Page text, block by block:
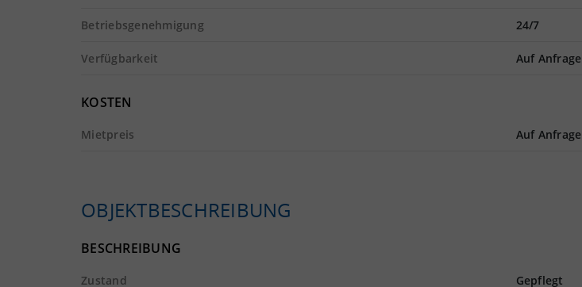
Betriebsgenehmigung 24/7
Verfügbarkeit Auf Anfrage
KOSTEN
Mietpreis Auf Anfrage
OBJEKTBESCHREIBUNG
BESCHREIBUNG
Zustand Gepflegt